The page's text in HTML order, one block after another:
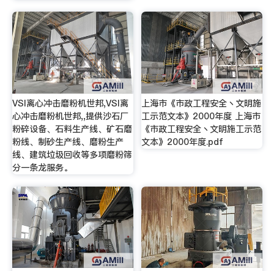
VSI离心冲击磨粉机世邦,VSI离
心冲击磨粉机世邦,,提供沙石厂
粉碎设备、石料生产线、矿石磨
粉线、制砂生产线、磨粉生产
线、建筑垃圾回收等多项磨粉筛
分一条龙服务。
上海市《市政工程安全丶文明施
工示范文本》2000年度 上海市
《市政工程安全丶文明施工示范
文本》2000年度.pdf